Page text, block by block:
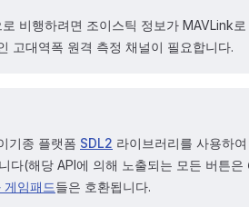
비행하려면 조이스틱 정보가 MAVLink
고대역폭 원격 측정 채널이 필요합니다.
기종 플랫폼 SDL2 라이브러리를 사용하
다(해당 API에 의해 노출되는 모든 버튼은
게임패드들은 호환됩니다.